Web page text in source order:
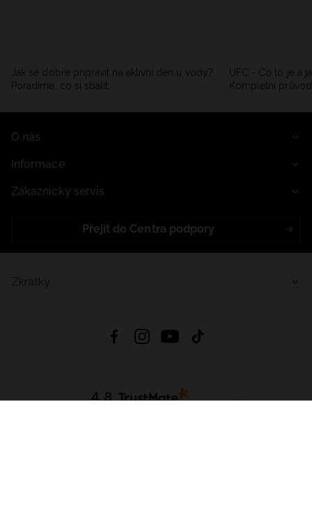
Jak se dobře připravit na aktivní den u vody?
Poradíme, co si sbalit
UFC - Co to je a
Kompletní
O nás
Informace
Zákaznický servis
Přejít do Centra podpory
Zkratky
4.8